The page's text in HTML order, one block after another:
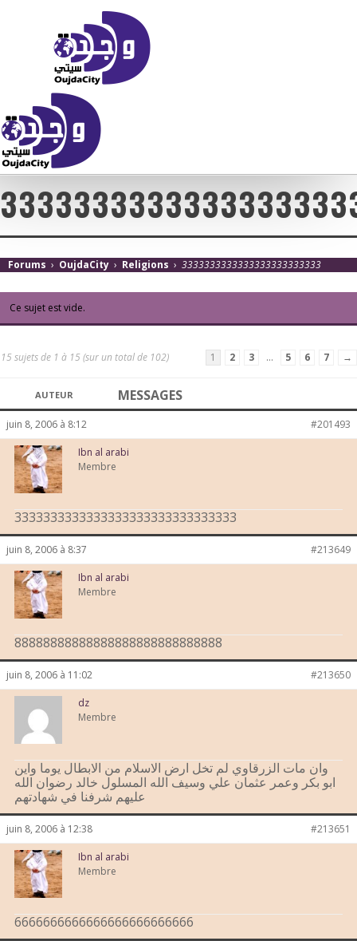
Forums › OujdaCity › Religions › 3333333333333333333333333
Ce sujet est vide.
15 sujets de 1 à 15 (sur un total de 102) 1 2 3 … 5 6 7 →
AUTEUR MESSAGES
juin 8, 2006 à 8:12 #201493
Ibn al arabi
Membre
3333333333333333333333333333333
juin 8, 2006 à 8:37 #213649
Ibn al arabi
Membre
88888888888888888888888888888
juin 8, 2006 à 11:02 #213650
dz
Membre
وان مات الزرقاوي لم تخل ارض الاسلام من الابطال يوما واين
ابو بكر وعمر عثمان علي وسيف الله المسلول خالد رضوان الله
عليهم شرفنا في شهادتهم
juin 8, 2006 à 12:38 #213651
Ibn al arabi
Membre
6666666666666666666666666